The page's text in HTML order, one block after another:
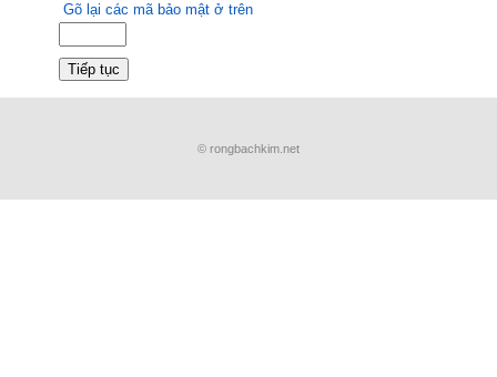
Gõ lại các mã bảo mật ở trên
© rongbachkim.net